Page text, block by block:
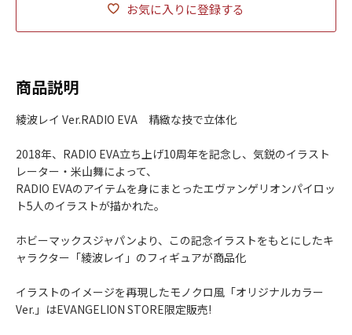
お気に入りに登録する
商品説明
綾波レイ Ver.RADIO EVA 精緻な技で立体化
2018年、RADIO EVA立ち上げ10周年を記念し、気鋭のイラスト
レーター・米山舞によって、
RADIO EVAのアイテムを身にまとったエヴァンゲリオンパイロッ
ト5人のイラストが描かれた。
ホビーマックスジャパンより、この記念イラストをもとにしたキ
ャラクター「綾波レイ」のフィギュアが商品化
イラストのイメージを再現したモノクロ風「オリジナルカラー
Ver.」はEVANGELION STORE限定販売!